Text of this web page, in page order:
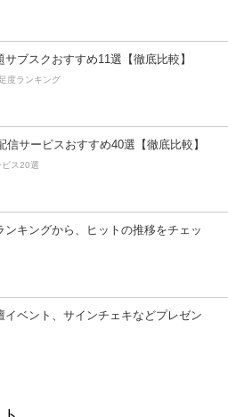
ブスクおすすめ11選【徹底比較】
度ランキング
信サービスおすすめ40選【徹底比較】
ス20選
ンキングから、ヒットの推移をチェッ
イベント、サインチェキなどプレゼン